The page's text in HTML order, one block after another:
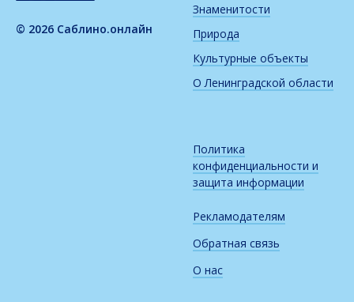
© 2026 Саблино.онлайн
Знаменитости
Природа
Культурные объекты
О Ленинградской области
Политика
конфиденциальности и
защита информации
Рекламодателям
Обратная связь
О нас